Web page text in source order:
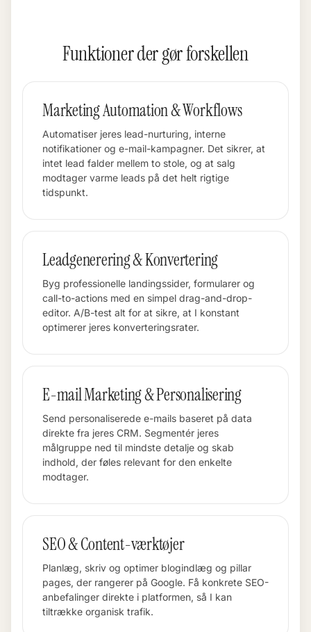
Funktioner der gør forskellen
Marketing Automation & Workflows
Automatiser jeres lead-nurturing, interne
notifikationer og e-mail-kampagner. Det sikrer, at
intet lead falder mellem to stole, og at salg
modtager varme leads på det helt rigtige
tidspunkt.
Leadgenerering & Konvertering
Byg professionelle landingssider, formularer og
call-to-actions med en simpel drag-and-drop-
editor. A/B-test alt for at sikre, at I konstant
optimerer jeres konverteringsrater.
E-mail Marketing & Personalisering
Send personaliserede e-mails baseret på data
direkte fra jeres CRM. Segmentér jeres
målgruppe ned til mindste detalje og skab
indhold, der føles relevant for den enkelte
modtager.
SEO & Content-værktøjer
Planlæg, skriv og optimer blogindlæg og pillar
pages, der rangerer på Google. Få konkrete SEO-
anbefalinger direkte i platformen, så I kan
tiltrække organisk trafik.